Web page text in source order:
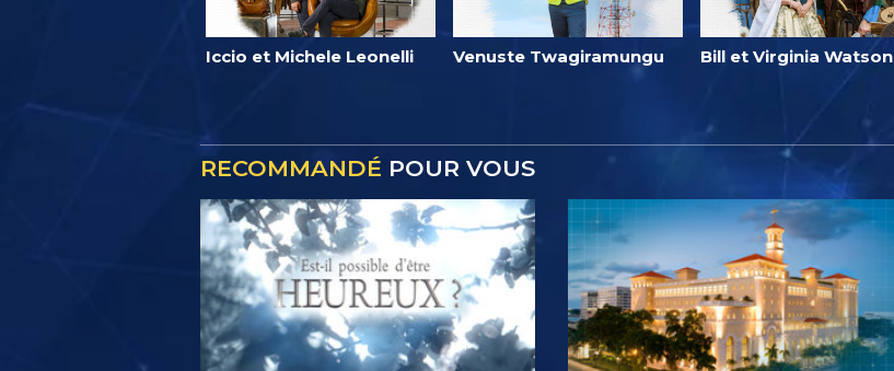
Iccio et Michele Leonelli Venuste Twagiramungu Bill et Virginia Watson
RECOMMANDÉ POUR VOUS